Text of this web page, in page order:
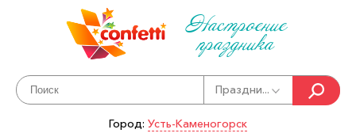
Настроение
праздника
Праздни...
Город: Усть-Каменогорск